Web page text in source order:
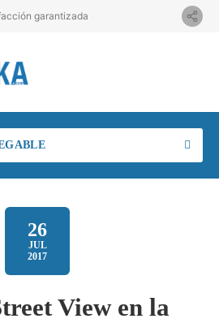
garantizada
26
JUL
2017
View en la